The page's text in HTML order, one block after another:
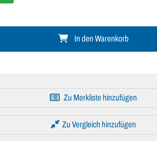
In den Warenkorb
Zu Merkliste hinzufügen
Zu Vergleich hinzufügen